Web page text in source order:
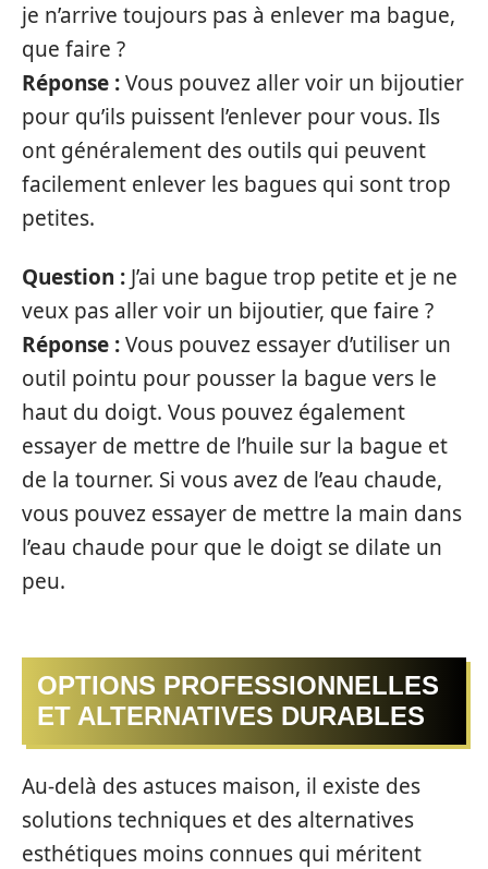
je n’arrive toujours pas à enlever ma bague,
que faire ?
Réponse :Vous pouvez aller voir un bijoutier
pour qu’ils puissent l’enlever pour vous. Ils
ont généralement des outils qui peuvent
facilement enlever les bagues qui sont trop
petites.
Question : J’ai une bague trop petite et je ne
veux pas aller voir un bijoutier, que faire ?
Réponse :Vous pouvez essayer d’utiliser un
outil pointu pour pousser la bague vers le
haut du doigt. Vous pouvez également
essayer de mettre de l’huile sur la bague et
de la tourner. Si vous avez de l’eau chaude,
vous pouvez essayer de mettre la main dans
l’eau chaude pour que le doigt se dilate un
peu.
OPTIONS PROFESSIONNELLES
ET ALTERNATIVES DURABLES
Au-delà des astuces maison, il existe des
solutions techniques et des alternatives
esthétiques moins connues qui méritent